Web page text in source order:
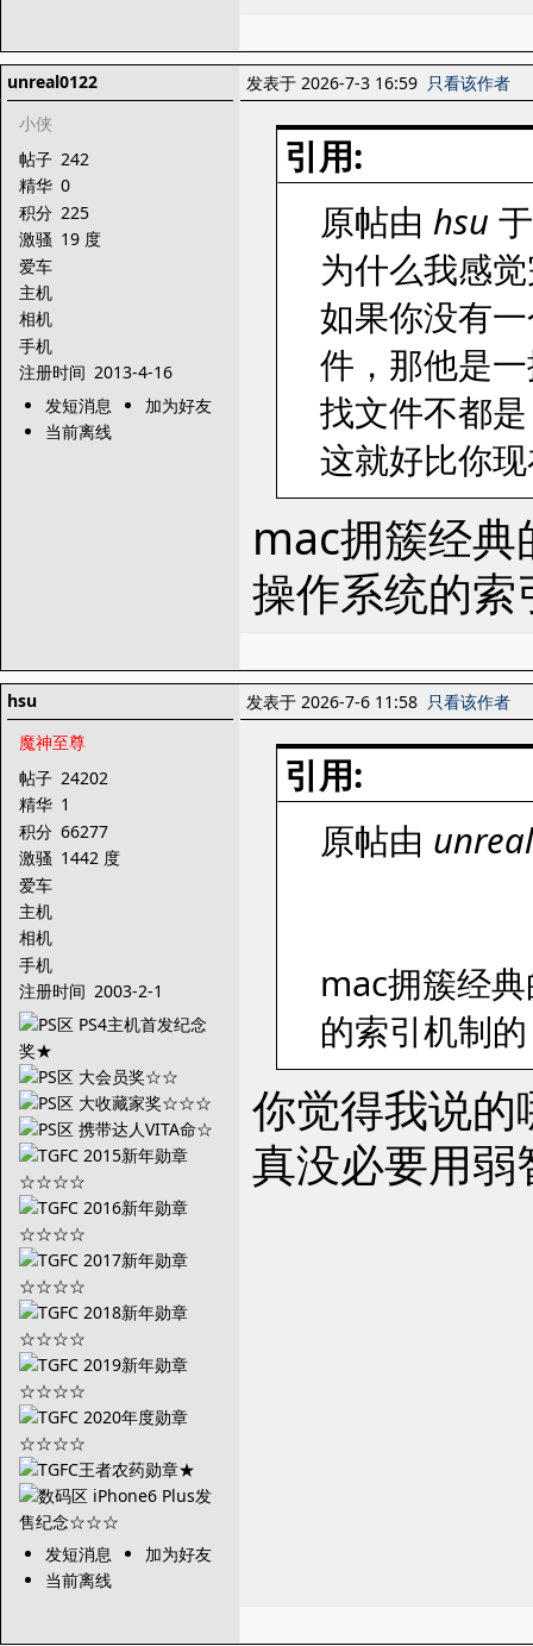
unreal0122
小侠
帖子 242
精华 0
积分 225
激骚 19 度
爱车
主机
相机
手机
注册时间 2013-4-16
发短消息
加为好友
当前离线
发表于 2026-7-3 16:59 只看该作者
引用:
原帖由 hsu
为什么我感
如果你没有
件，那他是
找文件不都
这就好比你
mac拥簇经典
操作系统的索
hsu
魔神至尊
帖子 24202
精华 1
积分 66277
激骚 1442 度
爱车
主机
相机
手机
注册时间 2003-2-1
发短消息
加为好友
当前离线
发表于 2026-7-6 11:58 只看该作者
引用:
原帖由
mac拥簇经
的索引机制的
你觉得我说
真没必要用